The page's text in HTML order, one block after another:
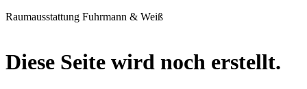
Raumausstattung Fuhrmann & Weiß
Diese Seite wird noch erstellt.